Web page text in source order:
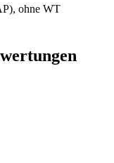
ohne WT